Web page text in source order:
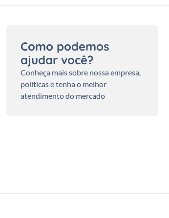
Como podemos
ajudar você?
Conheça mais sobre nossa empresa,
políticas e tenha o melhor
atendimento do mercado